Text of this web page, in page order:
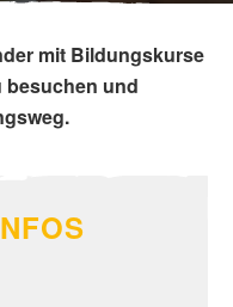
mit Bildungskurse
besuchen und